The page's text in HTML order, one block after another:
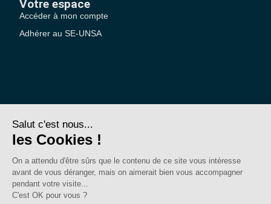
Votre espace
Accéder à mon compte
Adhérer au SE-UNSA
SE-Unsa est un syndicat de l’UNSA